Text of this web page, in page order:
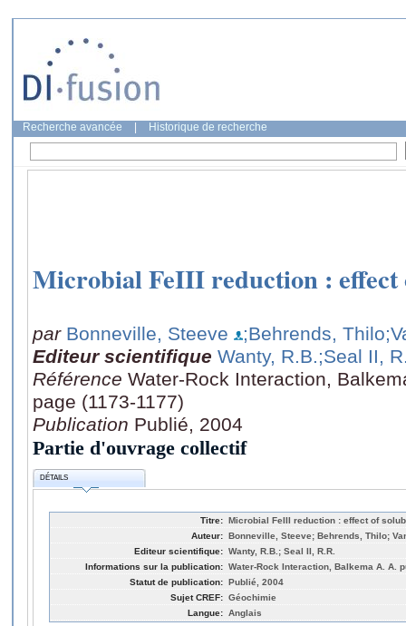
Recherche avancée Historique de recherche
Microbial FeIII reduction :
par Bonneville, Steeve ;Behrends, Thilo
Editeur scientifique Wanty, R.B.;Seal II,
Référence Water-Rock Interaction,
page (1173-1177)
Publication Publié, 2004
Partie d'ouvrage collectif
DÉTAILS
Titre: Microbial FeIII reduction : effect of
Auteur: Bonneville, Steeve; Behrends, Thilo;
Editeur scientifique: Wanty, R.B.; Seal II, R.R.
Informations sur la publication: Water-Rock Interaction, Balkema A. A.
Statut de publication: Publié, 2004
Sujet CREF: Géochimie
Langue: Anglais